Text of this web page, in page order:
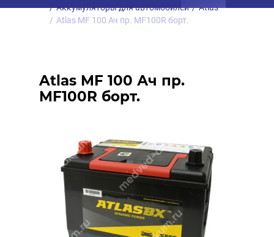
/ Аккумуляторы для автомобилей / Atlas
/ Atlas MF 100 Ач пр. MF100R борт.
Atlas MF 100 Ач пр.
MF100R борт.